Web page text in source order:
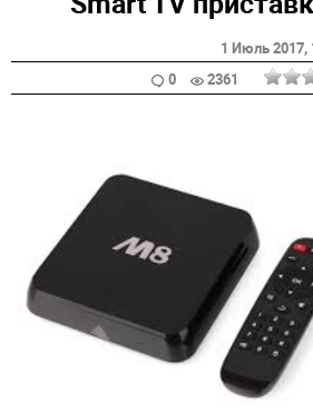
1 Июль 2017,
0
2361